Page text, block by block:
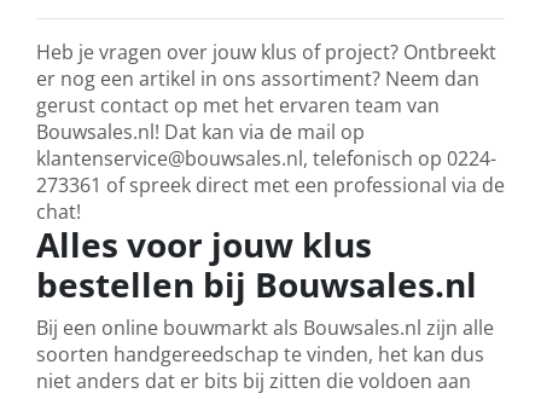
Heb je vragen over jouw klus of project? Ontbreekt
er nog een artikel in ons assortiment? Neem dan
gerust contact op met het ervaren team van
Bouwsales.nl! Dat kan via de mail op
klantenservice@bouwsales.nl, telefonisch op 0224-
273361 of spreek direct met een professional via de
chat!
Alles voor jouw klus
bestellen bij Bouwsales.nl
Bij een online bouwmarkt als Bouwsales.nl zijn alle
soorten handgereedschap te vinden, het kan dus
niet anders dat er bits bij zitten die voldoen aan